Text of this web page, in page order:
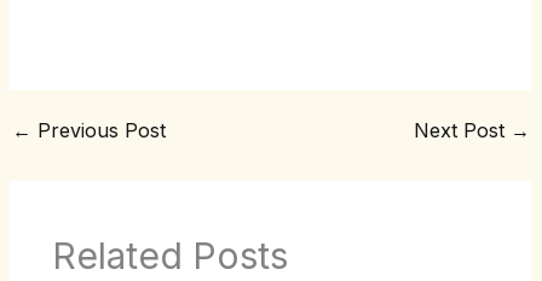
← Previous Post Next Post →
Related Posts